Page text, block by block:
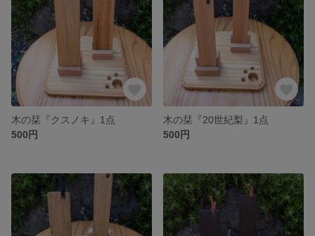
木の栞『クスノキ』1点
500円
木の栞『20世紀梨』1点
500円